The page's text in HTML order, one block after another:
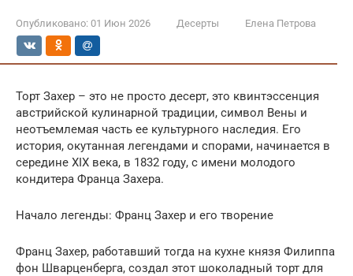
Опубликовано: 01 Июн 2026 Десерты Елена Петрова
Торт Захер – это не просто десерт, это квинтэссенция
австрийской кулинарной традиции, символ Вены и
неотъемлемая часть ее культурного наследия. Его
история, окутанная легендами и спорами, начинается в
середине XIX века, в 1832 году, с имени молодого
кондитера Франца Захера.
Начало легенды: Франц Захер и его творение
Франц Захер, работавший тогда на кухне князя Филиппа
фон Шварценберга, создал этот шоколадный торт для